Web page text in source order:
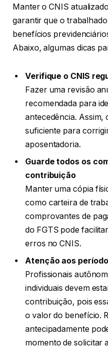
Manter o CNIS
garantir que o
benefícios
Abaixo, algumas dicas
Verifique o CNIS
Fazer uma revisão
recomendada para
antecedência.
suficiente para
aposentadoria.
Guarde todos os
contribuição
Manter uma cópia
como carteira de
comprovantes de
do FGTS pode
erros no CNIS.
Atenção aos
Profissionais
individuais devem
contribuição, pois
o valor do benefício.
antecipadamente
momento de solicitar